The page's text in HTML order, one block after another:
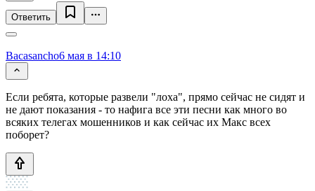
Ответить
Bacasancho6 мая в 14:10
Если ребята, которые развели "лоха", прямо сейчас не сидят и
не дают показания - то нафига все эти песни как много во
всяких телегах мошенников и как сейчас их Макс всех
поборет?